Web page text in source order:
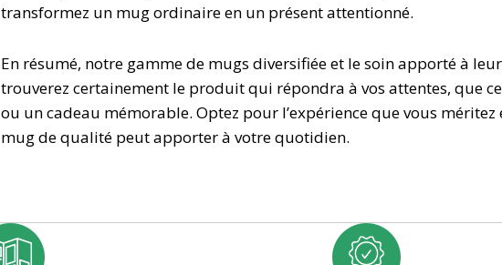
transformez un mug ordinaire en un présent attentionné.
En résumé, notre gamme de mugs diversifiée et le soin apporté à
trouverez certainement le produit qui répondra à vos attentes, que
ou un cadeau mémorable. Optez pour l’expérience que vous méritez
mug de qualité peut apporter à votre quotidien.